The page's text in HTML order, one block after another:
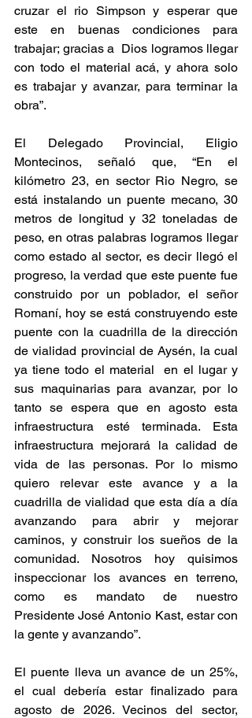
cruzar el rio Simpson y esperar que
este en buenas condiciones para
trabajar; gracias a  Dios logramos llegar
con todo el material acá, y ahora solo
es trabajar y avanzar, para terminar la
obra”.
El Delegado Provincial, Eligio
Montecinos, señaló que, “En el
kilómetro 23, en sector Rio Negro, se
está instalando un puente mecano, 30
metros de longitud y 32 toneladas de
peso, en otras palabras logramos llegar
como estado al sector, es decir llegó el
progreso, la verdad que este puente fue
construido por un poblador, el señor
Romaní, hoy se está construyendo este
puente con la cuadrilla de la dirección
de vialidad provincial de Aysén, la cual
ya tiene todo el material  en el lugar y
sus maquinarias para avanzar, por lo
tanto se espera que en agosto esta
infraestructura esté terminada. Esta
infraestructura mejorará la calidad de
vida de las personas. Por lo mismo
quiero relevar este avance y a la
cuadrilla de vialidad que esta día a día
avanzando para abrir y mejorar
caminos, y construir los sueños de la
comunidad. Nosotros hoy quisimos
inspeccionar los avances en terreno,
como es mandato de nuestro
Presidente José Antonio Kast, estar con
la gente y avanzando”.
El puente lleva un avance de un 25%,
el cual debería estar finalizado para
agosto de 2026. Vecinos del sector,